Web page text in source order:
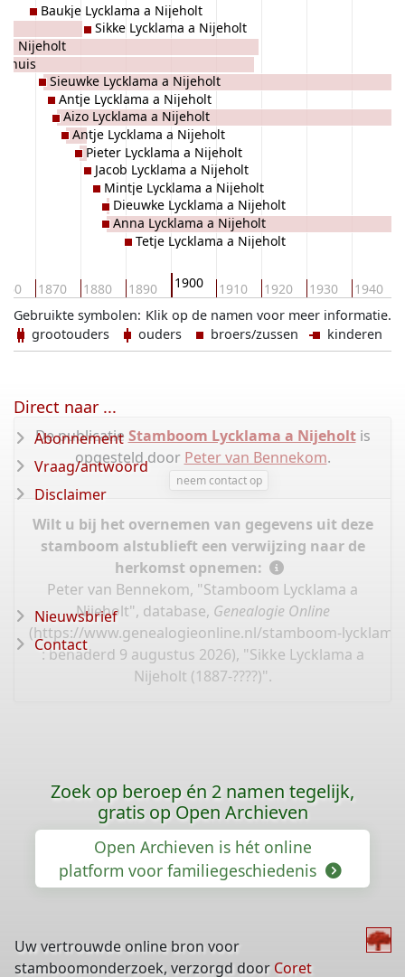
1870 1880 1890 1900 1910 1920 1930 1940
a Nijeholt
Baukje Lycklama a Nijeholt
Sieuwke Lycklama a Nijeholt
Antje Lycklama a Nijeholt
Aizo Lycklama a Nijeholt
Antje Lycklama a Nijeholt
Pieter Lycklama a Nijeholt
Sikke Lycklama a Nijeholt
Jacob Lycklama a Nijeholt
Mintje Lycklama a Nijeholt
Dieuwke Lycklama a Nijeholt
Anna Lycklama a Nijeholt
Tetje Lycklama a Nijeholt
Klik op de namen voor meer informatie.
Gebruikte symbolen:
grootouders
ouders broers/zussen kinderen
De publicatie Stamboom Lycklama a Nijeholtis
opgesteld door Peter van Bennekom.
neem contact op
Wilt u bij het overnemen van gegevens uit deze
stamboom alstublieft een verwijzing naar de
herkomst opnemen:
Peter van Bennekom, "Stamboom Lycklama a
Nijeholt", database, Genealogie Online
(https://www.genealogieonline.nl/stamboom-
: benaderd 9 augustus 2026), "Sikke Lycklama a
Nijeholt (1887-????)".
Direct naar ...
Abonnement
Vraag/antwoord
Disclaimer
Nieuwsbrief
Contact
Zoek op beroep én 2 namen tegelijk,
gratis op Open Archieven
Open Archieven is hét online
platform voor familiegeschiedenis
Uw vertrouwde online bron voor
stamboomonderzoek, verzorgd door Coret